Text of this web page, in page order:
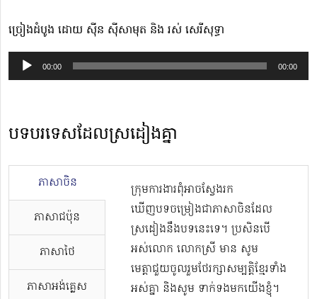
ច្រៀងដំបូង ដោយ ស៊ីន ស៊ីសាមុត និង រស់ សេរីសុទ្ធា
Audio
Player
00:00 00:00
បទបរទេសដែលស្រដៀងគ្នា
ភាសាចិន
ភាសាជប៉ុន
ភាសាថៃ
ភាសាអង់គ្លេស
ក្រុមការងារពុំអាចស្វែងរក
ឃើញបទចម្រៀងជាភាសាចិនដែល
ស្រដៀងនឹងបទនេះទេ។ ប្រសិនបើ
អស់លោក លោកស្រី មាន សូម
មេត្តាជួយចូលរួមថែរក្សាសម្បត្តិខ្មែរទាំង
អស់គ្នា និងសូម ទាក់ទងមកយើងខ្ញុំ។